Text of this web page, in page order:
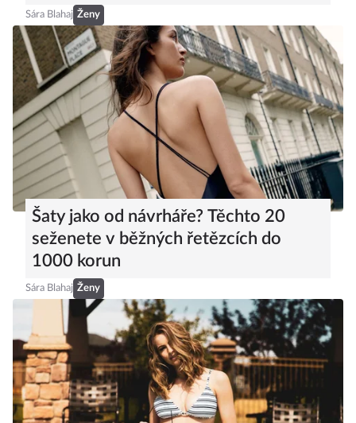
Sára Blahaj Ženy
Šaty jako od návrháře? Těchto 20
seženete v běžných řetězcích do
1000 korun
Sára Blahaj Ženy